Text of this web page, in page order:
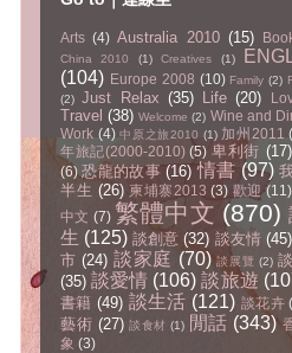
Arts (4) Australia 2010 (15)
China 2010 (1) Creatives (1)
(104) Europe 2008 (10) Family (2)
(2) Just Relax (35) Life (20)
Travel (38) Welcome (2) Wine and
Work (4) 中原之旅2010 (1) 加州2011
年旅記(2000-2010) (5) 卑利街 (17)
(6) 恐龍的故事 (16) 情書 (97)
半生 (26) 柬埔寨2013 (3) 歡迎 (11)
中文 (7) 繁體中文 (870)
生 (125) 談創意 (32) 談友情 (45)
市 (24) 談家庭 (70) 談展覽 (2)
(35) 談愛情 (106) 談旅遊
書籍 (49) 談生活 (121) 談花卉
藝術 (27) 談食材 (1) 閒話 (343)
象 (3)